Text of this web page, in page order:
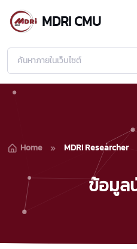
MDRI CMU
Home MDRI Researcher
ข้อมูล